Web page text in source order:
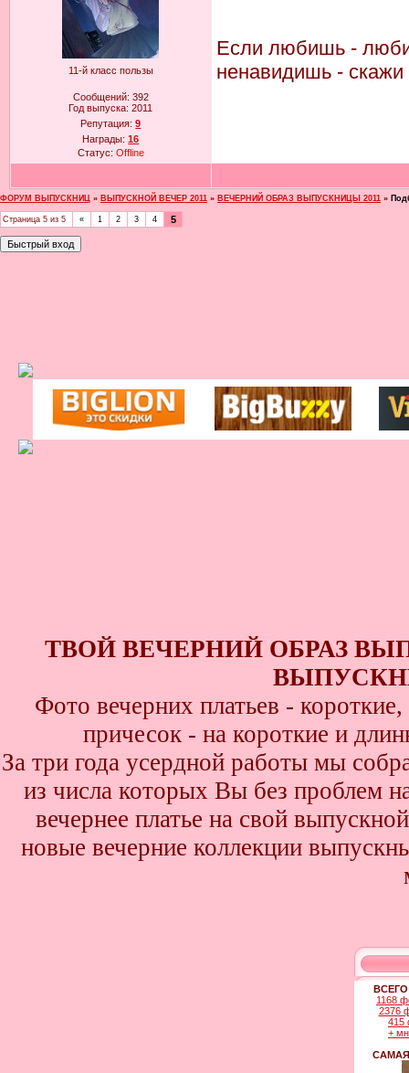
11-й класс пользы
Сообщений: 392
Год выпуска:2011
Репутация:9
Награды:16
Статус: Offline
Если любишь - люби
ненавидишь - скажи
ФОРУМ ВЫПУСКНИЦ » ВЫПУСКНОЙ ВЕЧЕР 2011 » ВЕЧЕРНИЙ ОБРАЗ ВЫПУСКНИЦЫ 2011 »
Страница 5 из 5 « 1 2 3 4 5
ТВОЙ ВЕЧЕРНИЙ ОБРАЗ
Фото вечерних платьев -
причесок - на короткие и
За три года усердной работы мы
из числа которых Вы без проблем
вечернее платье на свой
новые вечерние коллекции
1168
2376
415
+